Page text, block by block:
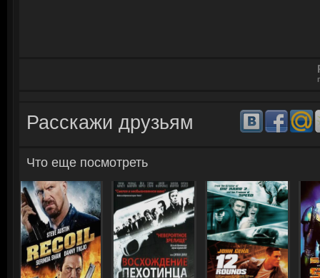
Расскажи друзьям
Что еще посмотреть
Тайны института